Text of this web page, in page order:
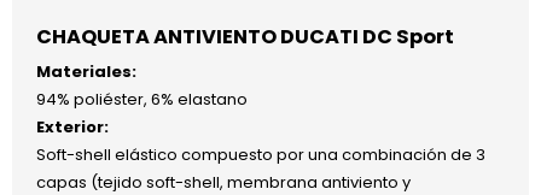
CHAQUETA ANTIVIENTO DUCATI DC Sport
Materiales:
94% poliéster, 6% elastano
Exterior:
Soft-shell elástico compuesto por una combinación de 3
capas (tejido soft-shell, membrana antiviento y